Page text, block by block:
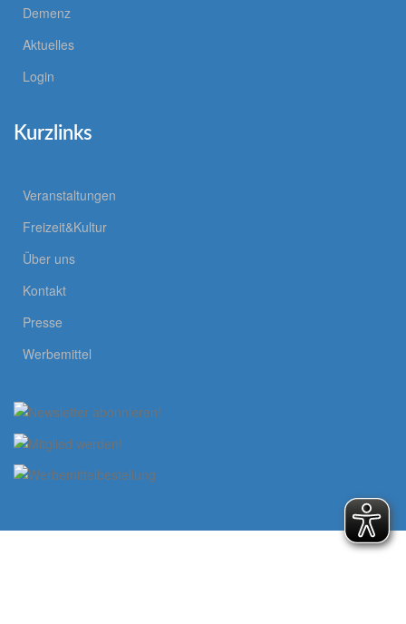
Demenz
Aktuelles
Login
Kurzlinks
Veranstaltungen
Freizeit&Kultur
Über uns
Kontakt
Presse
Werbemittel